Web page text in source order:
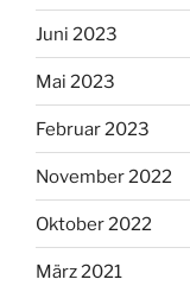
Juni 2023
Mai 2023
Februar 2023
November 2022
Oktober 2022
März 2021